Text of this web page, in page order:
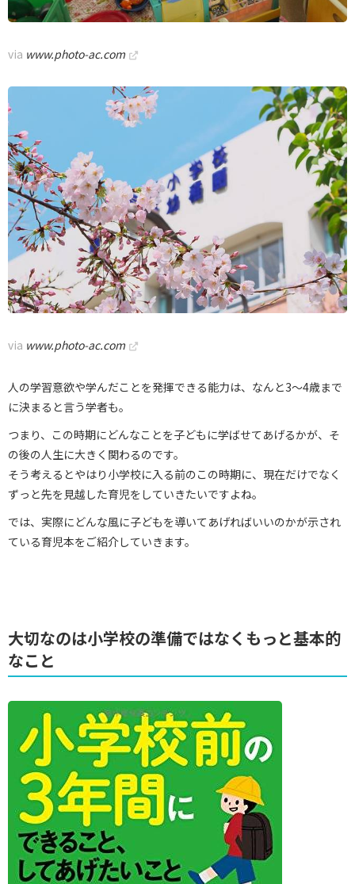
via www.photo-ac.com
via www.photo-ac.com
人の学習意欲や学んだことを発揮できる能力は、なんと3～4歳まで
に決まると言う学者も。
つまり、この時期にどんなことを子どもに学ばせてあげるかが、そ
の後の人生に大きく関わるのです。
そう考えるとやはり小学校に入る前のこの時期に、現在だけでなく
ずっと先を見越した育児をしていきたいですよね。
では、実際にどんな風に子どもを導いてあげればいいのかが示され
ている育児本をご紹介していきます。
大切なのは小学校の準備ではなくもっと基本的
なこと